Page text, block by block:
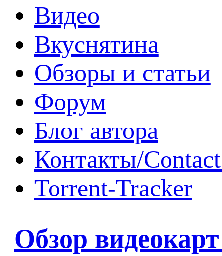
Видео
Вкуснятина
Обзоры и статьи
Форум
Блог автора
Контакты/
Torrent-Tracker
Обзор